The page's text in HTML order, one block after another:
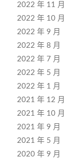
2022 年 11 月
2022 年 10 月
2022 年 9 月
2022 年 8 月
2022 年 7 月
2022 年 5 月
2022 年 1 月
2021 年 12 月
2021 年 10 月
2021 年 9 月
2021 年 5 月
2020 年 9 月